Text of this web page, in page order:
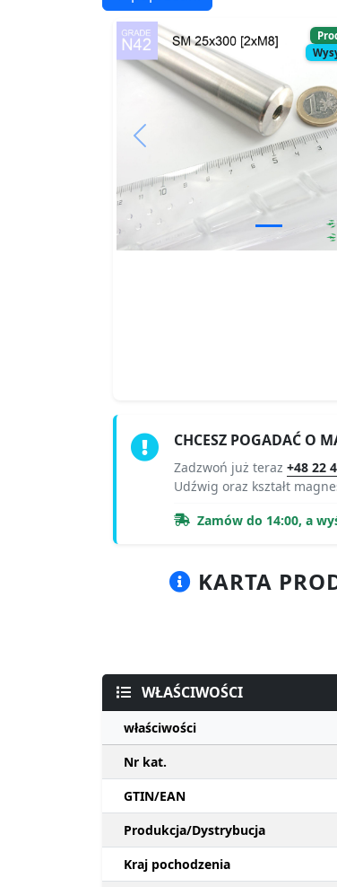
Previous
CHCESZ POGADAĆ O
Zadzwoń już teraz +48 22
Udźwig oraz kształt
Zamów do 14:00, a
KARTA
WŁAŚCIWOŚCI
właściwości
Nr kat.
GTIN/EAN
Produkcja/Dystrybucja
Kraj pochodzenia